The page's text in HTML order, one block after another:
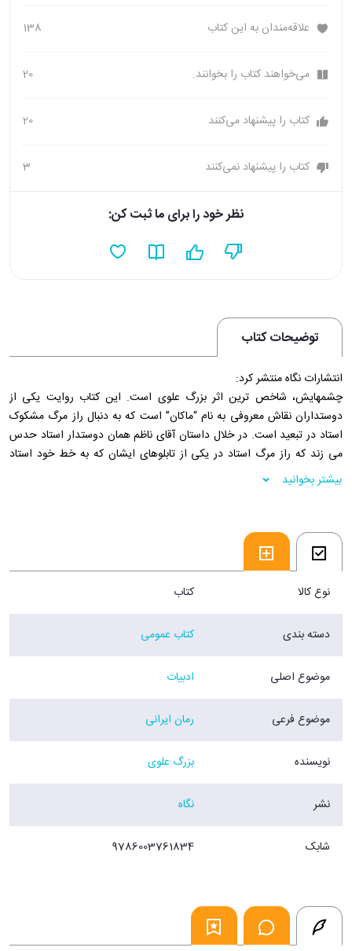
علاقه‌مندان به این کتاب 138
می‌خواهند کتاب را بخوانند. 20
کتاب را پیشنهاد می‌کنند 20
کتاب را پیشنهاد نمی‌کنند 3
نظر خود را برای ما ثبت کن:
توضیحات کتاب
انتشارات نگاه منتشر کرد:
چشمهایش، شاخص ترین اثر بزرگ علوی است. این کتاب روایت یکی از
دوستداران نقاش معروفی به نام “ماکان” است که به دنبال راز مرگ مشکوک
استاد در تبعید است. در خلال داستان آقای ناظم همان دوستدار استاد حدس
می زند که راز مرگ استاد در یکی از تابلوهای ایشان که به خط خود استاد
“چشمهایش” نامیده شده و در شخصیت مدل این اثر نهفته است. پس از آن
سعی می کند با پیدا کردن زن به تصویر کشیده شده در تابلو به این راز دست
فروشگاه اينترنتی 30بوک
بیشتر بخوانید
نوع کالا کتاب
دسته بندی کتاب عمومی
موضوع اصلی ادبیات
موضوع فرعی رمان ایرانی
نویسنده بزرگ علوی
نشر نگاه
شابک 9786003761834